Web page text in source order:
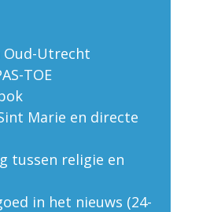
Oud-Utrecht
TOE
Marie en directe
tussen religie en
in het nieuws (24-